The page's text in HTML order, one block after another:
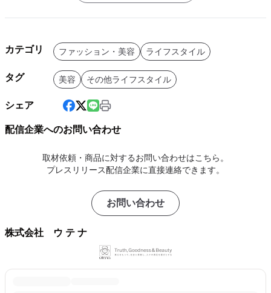
カテゴリ ファッション・美容 ライフスタイル
タグ 美容 その他ライフスタイル
シェア
配信企業へのお問い合わせ
取材依頼・商品に対するお問い合わせはこちら。
プレスリリース配信企業に直接連絡できます。
お問い合わせ
株式会社 ウ テ ナ